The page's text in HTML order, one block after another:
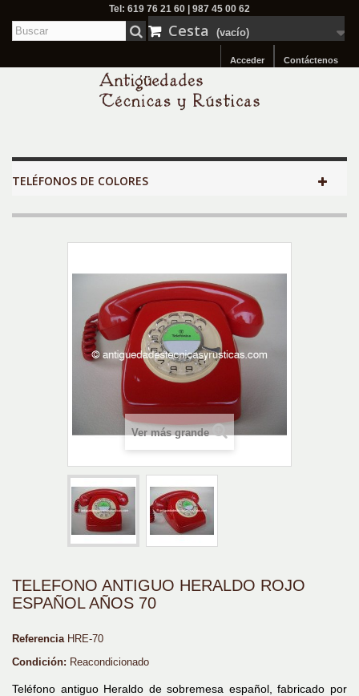
Tel: 619 76 21 60 | 987 45 00 62
Cesta (vacío)
Contáctenos
Acceder
TELÉFONOS DE COLORES
Ver más grande
TELEFONO ANTIGUO HERALDO ROJO
ESPAÑOL AÑOS 70
Referencia HRE-70
Condición: Reacondicionado
Teléfono antiguo Heraldo de sobremesa español, fabricado por